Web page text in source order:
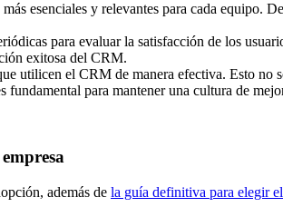
esenciales y relevantes para cada equipo.
para evaluar la satisfacción de los
exitosa del CRM.
utilicen el CRM de manera efectiva. Esto
para mantener una cultura de
además de la guía definitiva para elegir